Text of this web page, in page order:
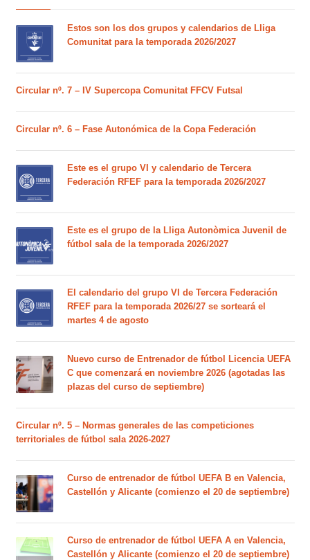
Estos son los dos grupos y calendarios de Lliga
Comunitat para la temporada 2026/2027
Circular nº. 7 – IV Supercopa Comunitat FFCV Futsal
Circular nº. 6 – Fase Autonómica de la Copa Federación
Este es el grupo VI y calendario de Tercera
Federación RFEF para la temporada 2026/2027
Este es el grupo de la Lliga Autonòmica Juvenil de
fútbol sala de la temporada 2026/2027
El calendario del grupo VI de Tercera Federación
RFEF para la temporada 2026/27 se sorteará el
martes 4 de agosto
Nuevo curso de Entrenador de fútbol Licencia UEFA
C que comenzará en noviembre 2026 (agotadas las
plazas del curso de septiembre)
Circular nº. 5 – Normas generales de las competiciones
territoriales de fútbol sala 2026-2027
Curso de entrenador de fútbol UEFA B en Valencia,
Castellón y Alicante (comienzo el 20 de septiembre)
Curso de entrenador de fútbol UEFA A en Valencia,
Castellón y Alicante (comienzo el 20 de septiembre)